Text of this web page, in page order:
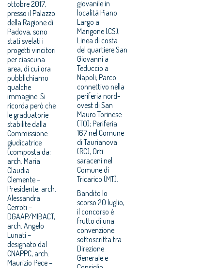
ottobre 2017,
presso il Palazzo
della Ragione di
Padova, sono
stati svelati i
progetti vincitori
per ciascuna
area, di cui ora
pubblichiamo
qualche
immagine. Si
ricorda però che
le graduatorie
stabilite dalla
Commissione
giudicatrice
(composta da:
arch. Maria
Claudia
Clemente –
Presidente, arch.
Alessandra
Cerroti –
DGAAP/MIBACT,
arch. Angelo
Lunati –
designato dal
CNAPPC, arch.
Maurizio Pece –
giovanile in
località Piano
Largo a
Mangone (CS);
Linea di costa
del quartiere San
Giovanni a
Teduccio a
Napoli; Parco
connettivo nella
periferia nord-
ovest di San
Mauro Torinese
(TO); Periferia
167 nel Comune
di Taurianova
(RC); Orti
saraceni nel
Comune di
Tricarico (MT).
Bandito lo
scorso 20 luglio,
il concorso è
frutto di una
convenzione
sottoscritta tra
Direzione
Generale e